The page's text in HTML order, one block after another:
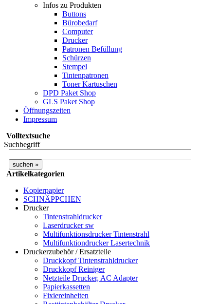
Infos zu Produkten
Buttons
Bürobedarf
Computer
Drucker
Patronen Befüllung
Schürzen
Stempel
Tintenpatronen
Toner Kartuschen
DPD Paket Shop
GLS Paket Shop
Öffnungszeiten
Impressum
Volltextsuche
Suchbegriff
Artikelkategorien
Kopierpapier
SCHNÄPPCHEN
Drucker
Tintenstrahldrucker
Laserdrucker sw
Multifunktionsdrucker Tintenstrahl
Multifunktiondrucker Lasertechnik
Druckerzubehör / Ersatzteile
Druckkopf Tintenstrahldrucker
Druckkopf Reiniger
Netzteile Drucker, AC Adapter
Papierkassetten
Fixiereinheiten